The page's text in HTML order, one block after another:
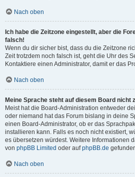
Nach oben
Ich habe die Zeitzone eingestellt, aber die
falsch!
Wenn du dir sicher bist, dass du die Zeitzone
Zeit trotzdem noch falsch ist, geht die Uhr des
Kontaktiere einen Administrator, damit er das
Nach oben
Meine Sprache steht auf diesem Board nicht
Meist hat die Board-Administration entweder
oder niemand hat das Forum bislang in deine
einen Board-Administrator, ob er das
installieren kann. Falls es noch nicht existiert,
es übersetzen würdest. Weitere Informationen
von phpBB Limited oder aufphpBB.de
Nach oben